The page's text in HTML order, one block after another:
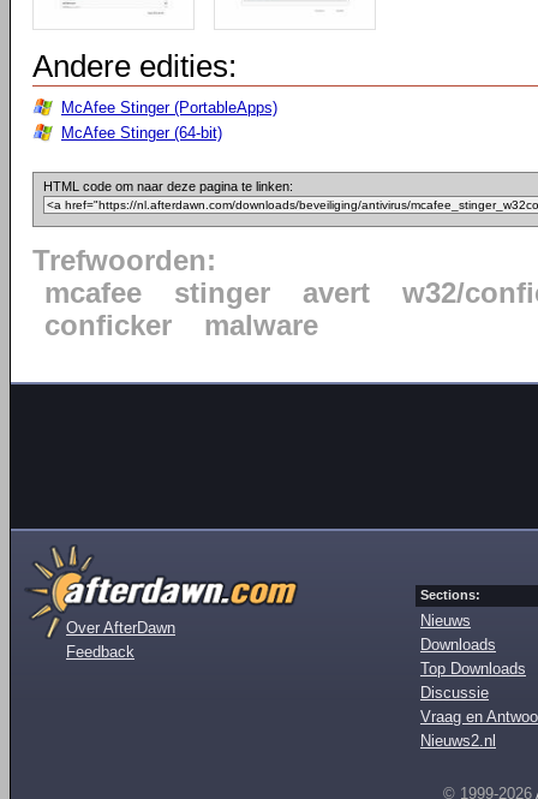
Andere edities:
McAfee Stinger (PortableApps)
McAfee Stinger (64-bit)
HTML code om naar deze pagina te linken:
Trefwoorden:
mcafee
stinger avert
w32/
conficker
malware
Over AfterDawn
Feedback
Sections:
Nieuws
Downloads
Top Downloads
Discussie
Vraag en
Nieuws2.nl
© 1999-2026